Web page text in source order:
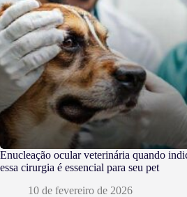
Enucleação ocular veterinária quando
essa cirurgia é essencial para seu pet
10 de fevereiro de 2026